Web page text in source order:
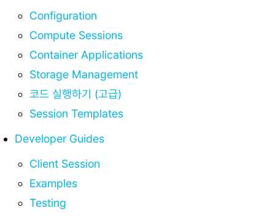
Configuration
Compute Sessions
Container Applications
Storage Management
코드 실행하기 (고급)
Session Templates
Developer Guides
Client Session
Examples
Testing